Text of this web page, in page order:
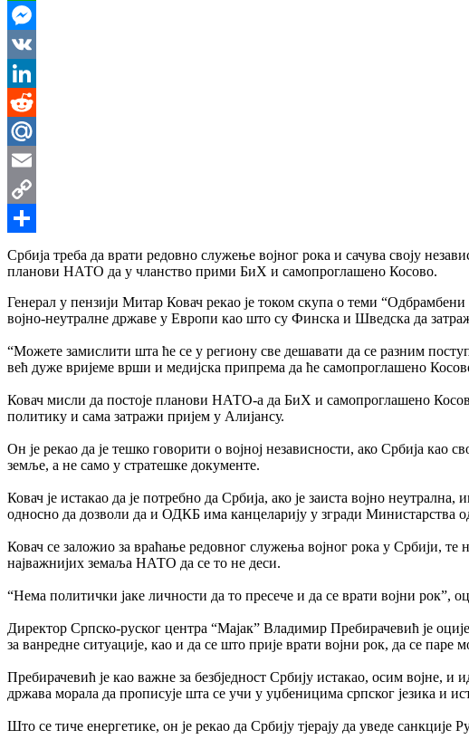
WhatsApp
Messenger
VK
LinkedIn
Reddit
Mail.Ru
Email
Copy
Link
Share
Србија треба да врати редовно служење војног рока и сачува своју
планови НАТО да у чланство прими БиХ и самопроглашено Косово.
Генерал у пензији Митар Ковач рекао је током скупа о теми
војно-неутралне државе у Европи као што су Финска и Шведска да
“Можете замислити шта ће се у региону све дешавати да се разним
већ дуже вријеме врши и медијска припрема да ће самопроглашено
Ковач мисли да постоје планови НАТО-а да БиХ и самопроглашено
политику и сама затражи пријем у Алијансу.
Он је рекао да је тешко говорити о војној независности, ако Србија као
земље, а не само у стратешке документе.
Ковач је истакао да је потребно да Србија, ако је заиста војно
односно да дозволи да и ОДКБ има канцеларију у згради
Ковач се заложио за враћање редовног служења војног рока у Србији,
најважнијих земаља НАТО да се то не деси.
“Нема политички јаке личности да то пресече и да се врати војни рок”,
Директор Српско-руског центра “Мајак” Владимир Пребирачевић је
за ванредне ситуације, као и да се што прије врати војни рок, да се
Пребирачевић је као важне за безбједност Србију истакао, осим војне, и
држава морала да прописује шта се учи у уџбеницима српског језика и
Што се тиче енергетике, он је рекао да Србију тјерају да уведе